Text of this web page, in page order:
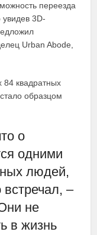
переезда
3D-
Urban Abode,
квадратных
образцом
о
одними
людей,
встречал, –
не
в жизнь